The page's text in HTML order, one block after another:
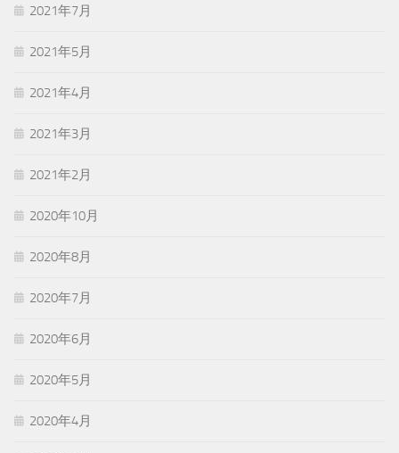
2021年7月
2021年5月
2021年4月
2021年3月
2021年2月
2020年10月
2020年8月
2020年7月
2020年6月
2020年5月
2020年4月